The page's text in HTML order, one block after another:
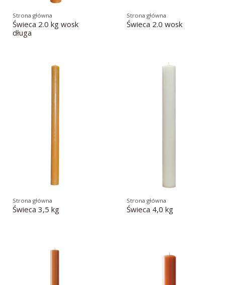
Strona główna
Świeca 2.0 kg wosk
długa
Strona główna
Świeca 2.0 wosk
Strona główna
Świeca 3,5 kg
Strona główna
Świeca 4,0 kg